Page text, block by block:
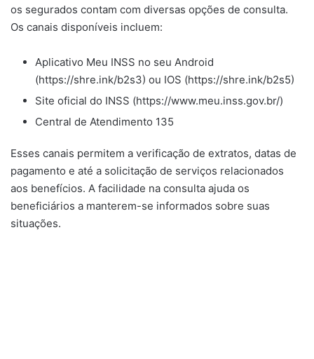
os segurados contam com diversas opções de consulta.
Os canais disponíveis incluem:
Aplicativo Meu INSS no seu Android
(https://shre.ink/b2s3) ou IOS (https://shre.ink/b2s5)
Site oficial do INSS (https://www.meu.inss.gov.br/)
Central de Atendimento 135
Esses canais permitem a verificação de extratos, datas de
pagamento e até a solicitação de serviços relacionados
aos benefícios. A facilidade na consulta ajuda os
beneficiários a manterem-se informados sobre suas
situações.